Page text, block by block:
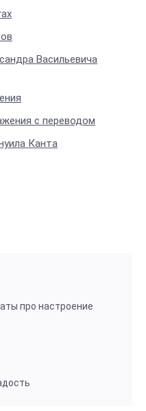
Васильевича
с переводом
Канта
про настроение